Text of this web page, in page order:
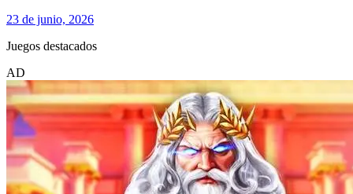
23 de junio, 2026
Juegos destacados
AD